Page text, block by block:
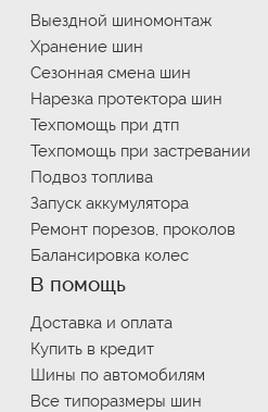
Выездной шиномонтаж
Хранение шин
Сезонная смена шин
Нарезка протектора шин
Техпомощь при дтп
Техпомощь при застревании
Подвоз топлива
Запуск аккумулятора
Ремонт порезов, проколов
Балансировка колес
В помощь
Доставка и оплата
Купить в кредит
Шины по автомобилям
Все типоразмеры шин